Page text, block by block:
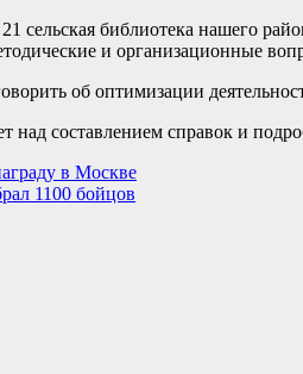
сельская библиотека нашего
и организационные
об оптимизации
над составлением справок и
в Москве
1100 бойцов